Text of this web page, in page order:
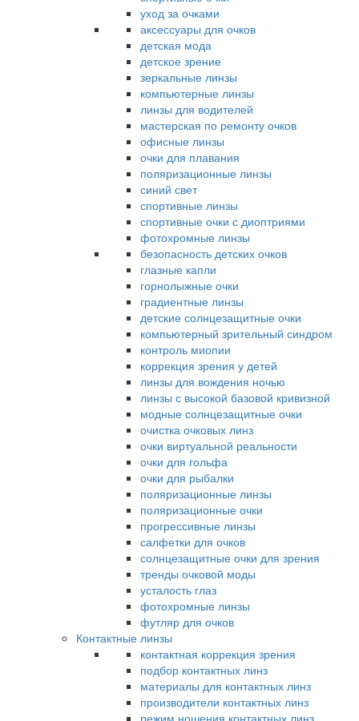
уход за очками
аксессуары для очков
детская мода
детское зрение
зеркальные линзы
компьютерные линзы
линзы для водителей
мастерская по ремонту очков
офисные линзы
очки для плавания
поляризационные линзы
синий свет
спортивные линзы
спортивные очки с диоптриями
фотохромные линзы
безопасность детских очков
глазные капли
горнолыжные очки
градиентные линзы
детские солнцезащитные очки
компьютерный зрительный синдром
контроль миопии
коррекция зрения у детей
линзы для вождения ночью
линзы с высокой базовой кривизной
модные солнцезащитные очки
очистка очковых линз
очки виртуальной реальности
очки для гольфа
очки для рыбалки
поляризационные линзы
поляризационные очки
прогрессивные линзы
салфетки для очков
солнцезащитные очки для зрения
тренды очковой моды
усталость глаз
фотохромные линзы
футляр для очков
Контактные линзы
контактная коррекция зрения
подбор контактных линз
материалы для контактных линз
производители контактных линз